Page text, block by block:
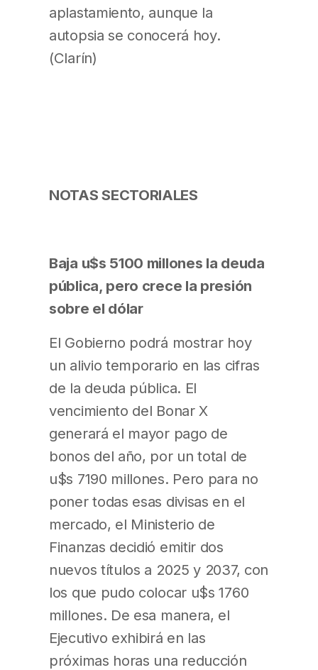
aplastamiento, aunque la
autopsia se conocerá hoy.
(Clarín)
NOTAS SECTORIALES
Baja u$s 5100 millones la deuda
pública, pero crece la presión
sobre el dólar
El Gobierno podrá mostrar hoy
un alivio temporario en las cifras
de la deuda pública. El
vencimiento del Bonar X
generará el mayor pago de
bonos del año, por un total de
u$s 7190 millones. Pero para no
poner todas esas divisas en el
mercado, el Ministerio de
Finanzas decidió emitir dos
nuevos títulos a 2025 y 2037, con
los que pudo colocar u$s 1760
millones. De esa manera, el
Ejecutivo exhibirá en las
próximas horas una reducción